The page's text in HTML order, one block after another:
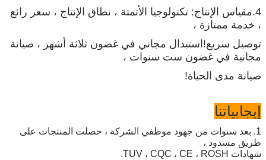
4.مقياس الإنتاج: تكنولوجيا الأتمتة ، نطاق الإنتاج ، سعر رائع
، خدمة ممتازة ،
توصيل سريع!استبدال مجاني في غضون ثلاثة أشهر ، صيانة
مجانية في غضون ست سنوات ،
صيانة مدى الحياة!
إيجابياتنا
1. بعد سنوات من جهود موظفي الشركة ، حصلت المنتجات على
طريق مسدود ،
شهادات TUV ، CQC ، CE ، ROSH.